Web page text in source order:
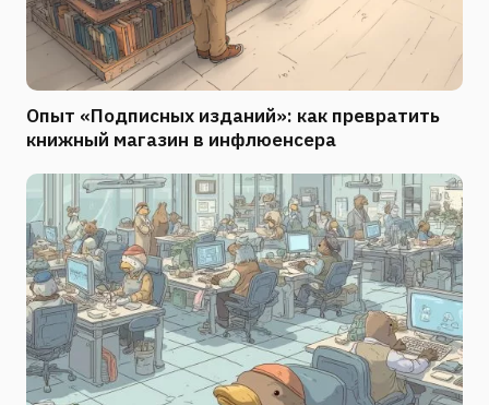
Опыт «Подписных изданий»: как превратить
книжный магазин в инфлюенсера